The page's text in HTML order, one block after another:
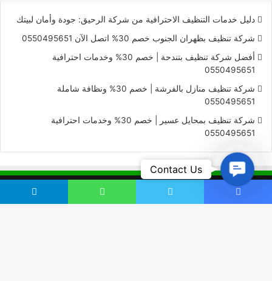
دليل خدمات التنظيف الاحترافية من شركة الرحيق: جودة وأمان لبيتك
شركة تنظيف بظهران الجنوب خصم 30% اتصل الآن 0550495651
أفضل شركة تنظيف بتندحة | خصم 30% وخدمات احترافية
0550495651
شركة تنظيف منازل بالفرشة | خصم 30% ونظافة شاملة
0550495651
شركة تنظيف بمحايل عسير | خصم 30% وخدمات احترافية
0550495651
فيسبوك تويتر واتساب تيلقرام
Contact
Us
Contact Us